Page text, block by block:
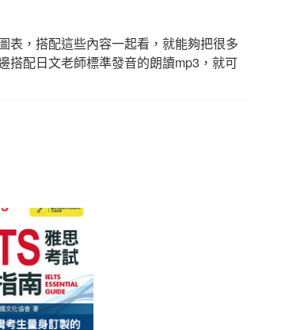
表，搭配這些內容一起看，就能夠把很多
搭配日文老師標準發音的朗讀mp3，就可